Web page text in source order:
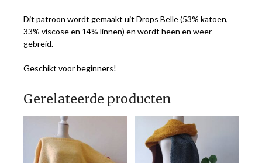
Dit patroon wordt gemaakt uit Drops Belle (53% katoen,
33% viscose en 14% linnen) en wordt heen en weer
gebreid.
Geschikt voor beginners!
Gerelateerde producten